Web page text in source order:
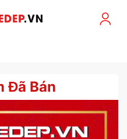
Đã Bán